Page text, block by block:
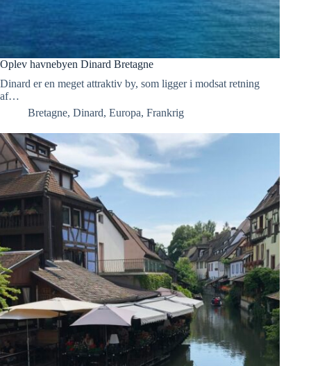
Oplev havnebyen Dinard Bretagne
Dinard er en meget attraktiv by, som ligger i modsat retning
af…
Bretagne, Dinard, Europa, Frankrig